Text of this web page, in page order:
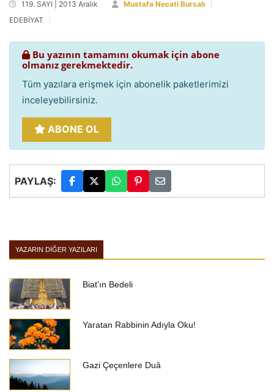
119. SAYI | 2013 Aralık
Mustafa Necati Bursalı
EDEBİYAT
Bu yazının tamamını okumak için abone
olmanız gerekmektedir.
Tüm yazılara erişmek için abonelik paketlerimizi
inceleyebilirsiniz.
ABONE OL
PAYLAŞ:
YAZARIN DIĞER YAZILARI
Biat'ın Bedeli
Yaratan Rabbinin Adıyla Oku!
Gazi Çeçenlere Duâ